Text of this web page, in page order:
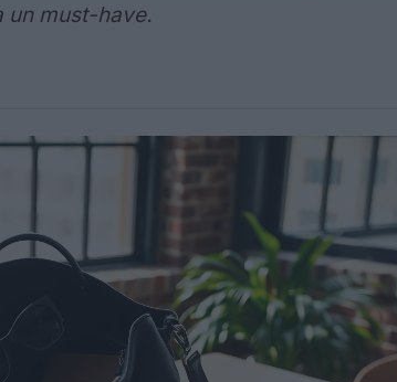
un must-have.